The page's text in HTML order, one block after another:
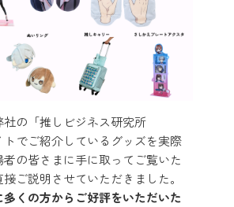
社の「推しビジネス研究所
トでご紹介しているグッズを実際
の皆さまに手に取ってご覧いた
ご説明させていただきました。
多くの方からご好評をいただいた